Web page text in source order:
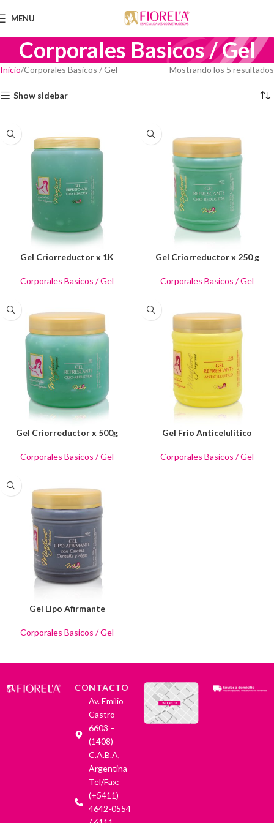
MENU
Corporales Basicos / Gel
Inicio Corporales Basicos / Gel Mostrando los 5 resultados
Show sidebar
Gel Criorreductor x 1K
Corporales Basicos / Gel
Gel Criorreductor x 250 g
Corporales Basicos / Gel
Gel Criorreductor x 500g
Corporales Basicos / Gel
Gel Frio Anticelulítico
Corporales Basicos / Gel
Gel Lipo Afirmante
Corporales Basicos / Gel
CONTACTO
Av. Emilio
Castro
6603 –
(1408)
C.A.B.A,
Argentina
Tel/Fax:
(+5411)
4642-0554